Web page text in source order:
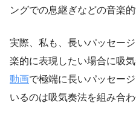
ングでの息継ぎなどの音楽的
実際、私も、長いパッセー
楽的に表現したい場合に吸
動画で極端に長いパッセー
いるのは吸気奏法を組み合